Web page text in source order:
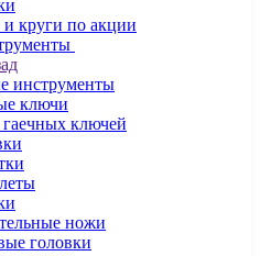
круги по акции
инструменты
ключи
ключей
ножи
головки